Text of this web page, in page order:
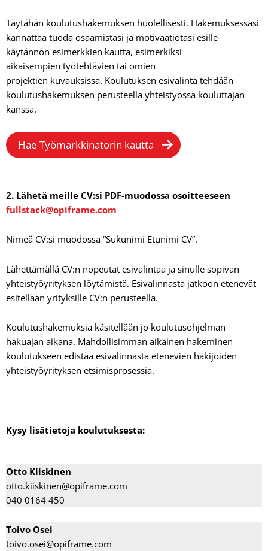
Täytähän koulutushakemuksen huolellisesti. Hakemuksessasi
kannattaa tuoda osaamistasi ja motivaatiotasi esille
käytännön esimerkkien kautta, esimerkiksi
aikaisempien työtehtävien tai omien
projektien kuvauksissa. Koulutuksen esivalinta tehdään
koulutushakemuksen perusteella yhteistyössä kouluttajan
kanssa.
Hae Työmarkkinatorin kautta
2. Lähetä meille CV:si PDF-muodossa osoitteeseen
fullstack@opiframe.com
Nimeä CV:si muodossa “Sukunimi Etunimi CV”.
Lähettämällä CV:n nopeutat esivalintaa ja sinulle sopivan
yhteistyöyrityksen löytämistä. Esivalinnasta jatkoon etenevät
esitellään yrityksille CV:n perusteella.
Koulutushakemuksia käsitellään jo koulutusohjelman
hakuajan aikana. Mahdollisimman aikainen hakeminen
koulutukseen edistää esivalinnasta etenevien hakijoiden
yhteistyöyrityksen etsimisprosessia.
Kysy lisätietoja koulutuksesta:
Otto Kiiskinen
otto.kiiskinen@opiframe.com
040 0164 450
Toivo Osei
toivo.osei@opiframe.com